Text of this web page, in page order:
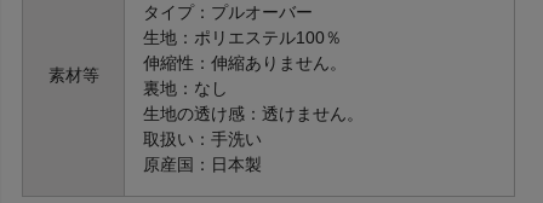
素材等
タイプ：プルオーバー
生地：ポリエステル100％
伸縮性：伸縮ありません。
裏地：なし
生地の透け感：透けません。
取扱い：手洗い
原産国：日本製